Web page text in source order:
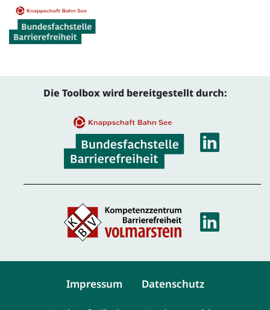
Die Toolbox wird bereitgestellt durch:
Service-Navigation
Impressum Datenschutz